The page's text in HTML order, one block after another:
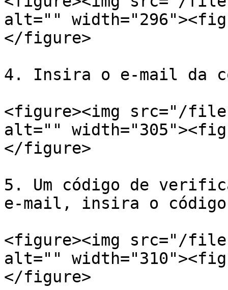
alt=""
</figure>
4. Insira o e-mail da
<figure><img src="/files/
alt=""
</figure>
5. Um código de
e-mail, insira o
<figure><img src="/files/
alt=""
</figure>